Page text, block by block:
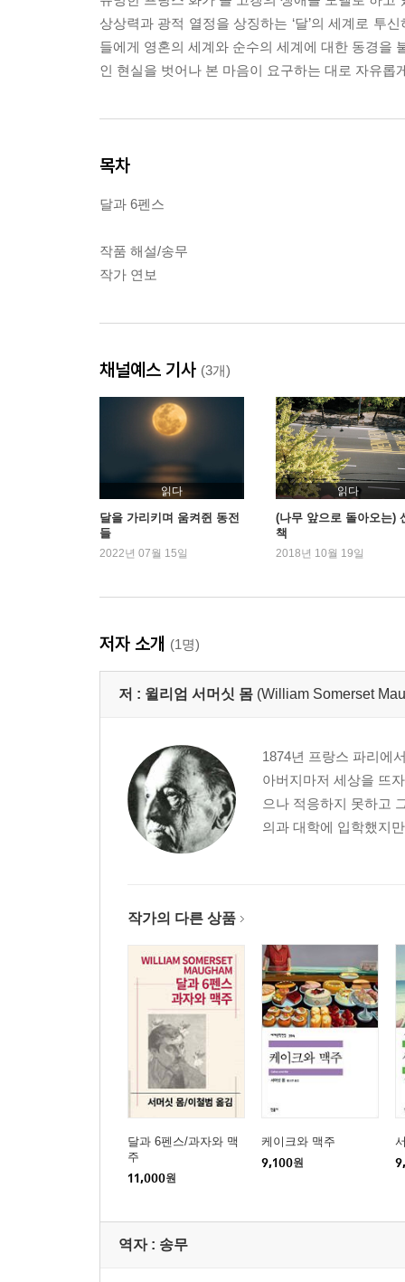
상상력과 광적 열정을 상징하는 ‘달’의 세계로 투
들에게 영혼의 세계와 순수의 세계에 대한 동경을
인 현실을 벗어나 본 마음이 요구하는 대로 자유
목차
달과 6펜스
작품 해설/송무
작가 연보
채널예스 기사 (3개)
읽다
달을 가리키며 움켜쥔 동전
들
2022년 07월 15일
읽다
(나무 앞으로 돌아오는)
책
2018년 10월 19일
저자 소개 (1명)
저 : 윌리엄 서머싯 몸 (William Somerset
1874년 프랑스 파리에
아버지마저 세상을 뜨
으나 적응하지 못하고
의과 대학에 입학했지
작가의 다른 상품
달과 6펜스/과자와 맥
주
11,000원
케이크와 맥주
9,100원
역자 : 송무